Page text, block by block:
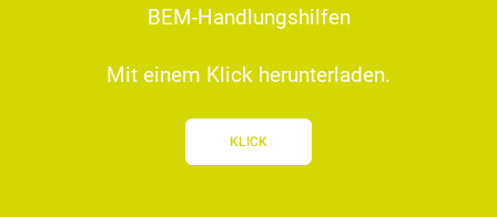
BEM-Handlungshilfen
Mit einem Klick herunterladen.
KLICK